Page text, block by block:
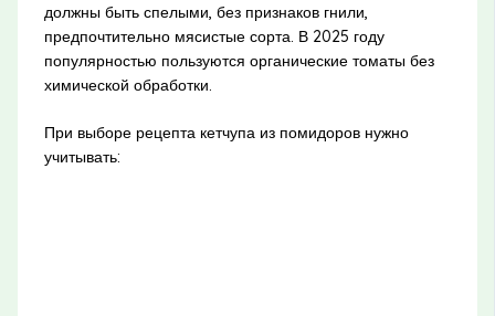
должны быть спелыми, без признаков гнили,
предпочтительно мясистые сорта. В 2025 году
популярностью пользуются органические томаты без
химической обработки.
При выборе рецепта кетчупа из помидоров нужно
учитывать: